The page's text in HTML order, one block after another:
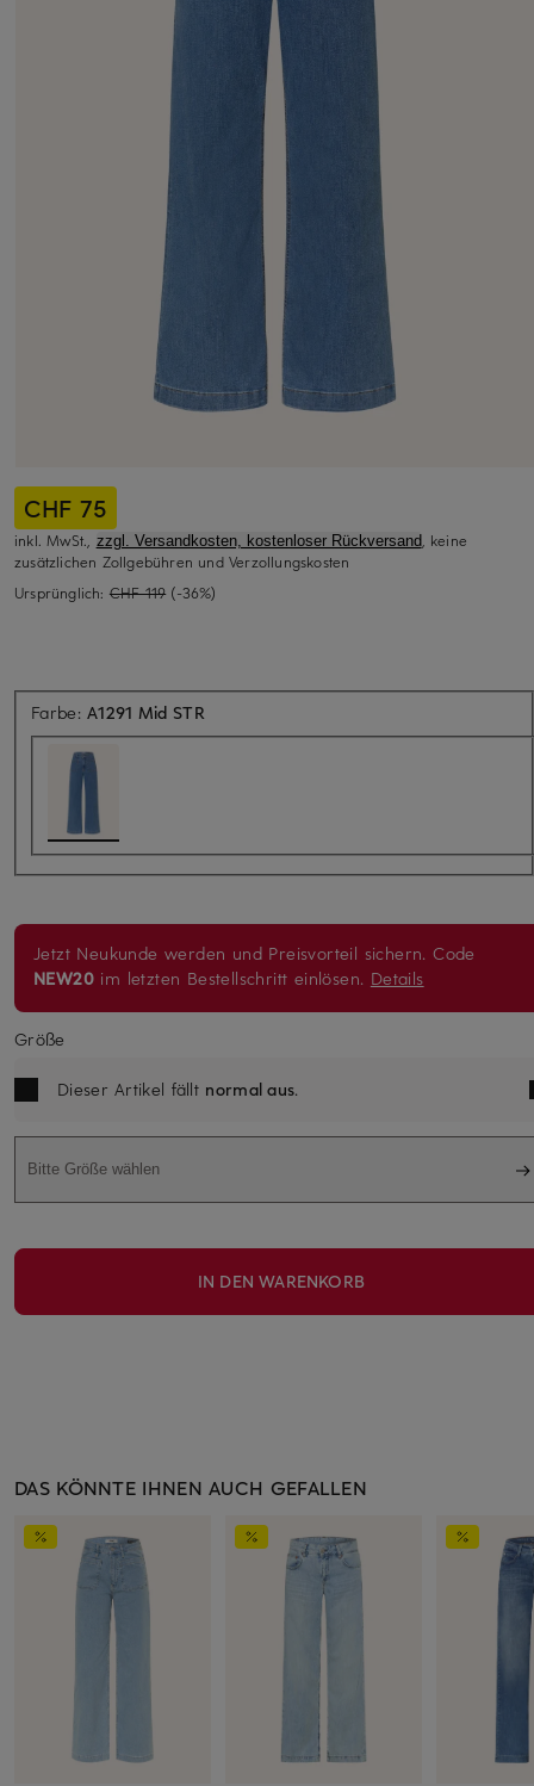
CHF 75
inkl. MwSt., zzgl. Versandkosten, kostenloser Rückversand, keine
zusätzlichen Zollgebühren und Verzollungskosten
Ursprünglich: CHF 119 (-36%)
Farbe:A1291 Mid STR
Jetzt Neukunde werden und Preisvorteil sichern. Code
NEW20 im letzten Bestellschritt einlösen. Details
Größe
Dieser Artikel fällt normal aus.
Bitte Größe wählen
IN DEN WARENKORB
DAS KÖNNTE IHNEN AUCH GEFALLEN